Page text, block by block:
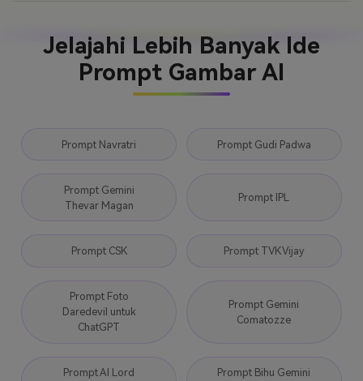
Jelajahi Lebih Banyak Ide
Prompt Gambar AI
Prompt Navratri Prompt Gudi Padwa
Prompt Gemini
Thevar Magan
Prompt IPL
Prompt CSK Prompt TVK Vijay
Prompt Foto
Daredevil untuk
ChatGPT
Prompt Gemini
Comatozze
Prompt AI Lord
Prompt Bihu Gemini